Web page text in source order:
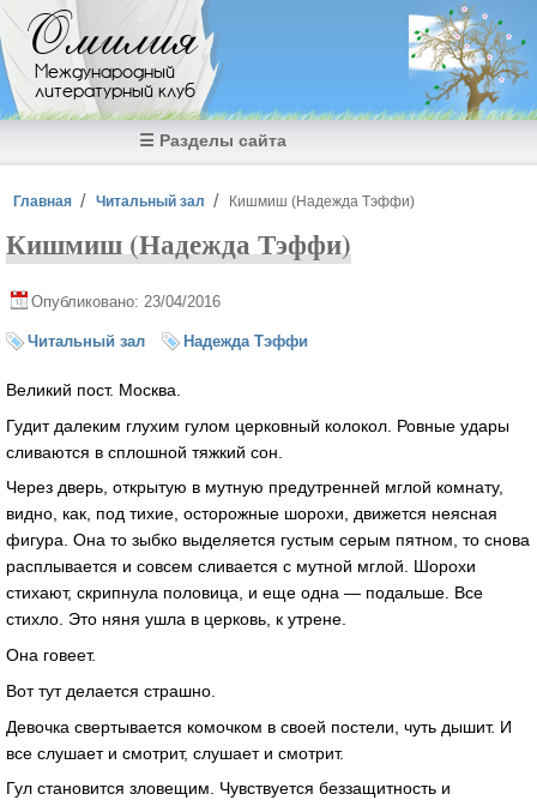
Перейти к основному содержанию
Омилия
Международный
литературный клуб
☰ Разделы сайта
Вы здесь
Главная Читальный зал Кишмиш (Надежда Тэффи)
Кишмиш (Надежда Тэффи)
Опубликовано: 23/04/2016
Читальный зал Надежда Тэффи
Великий пост. Москва.
Гудит далеким глухим гулом церковный колокол. Ровные удары
сливаются в сплошной тяжкий сон.
Через дверь, открытую в мутную предутренней мглой комнату,
видно, как, под тихие, осторожные шорохи, движется неясная
фигура. Она то зыбко выделяется густым серым пятном, то снова
расплывается и совсем сливается с мутной мглой. Шорохи
стихают, скрипнула половица, и еще одна — подальше. Все
стихло. Это няня ушла в церковь, к утрене.
Она говеет.
Вот тут делается страшно.
Девочка свертывается комочком в своей постели, чуть дышит. И
все слушает и смотрит, слушает и смотрит.
Гул становится зловещим. Чувствуется беззащитность и